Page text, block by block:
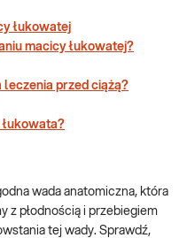
łukowatej
macicy łukowatej?
leczenia przed ciążą?
wada anatomiczna, która
z płodnością i przebiegiem
tej wady. Sprawdź,